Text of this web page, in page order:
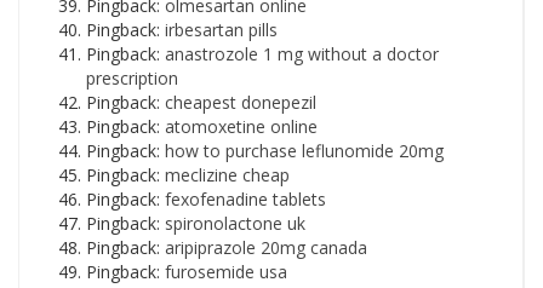
Pingback: olmesartan online
Pingback: irbesartan pills
Pingback: anastrozole 1 mg without a doctor
prescription
Pingback: cheapest donepezil
Pingback: atomoxetine online
Pingback: how to purchase leflunomide 20mg
Pingback: meclizine cheap
Pingback: fexofenadine tablets
Pingback: spironolactone uk
Pingback: aripiprazole 20mg canada
Pingback: furosemide usa